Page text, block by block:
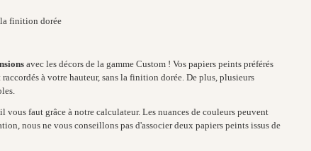
finition dorée
avec les décors de la gamme Custom ! Vos papiers peints préférés
à votre hauteur, sans la finition dorée. De plus, plusieurs
faut grâce à notre calculateur. Les nuances de couleurs peuvent
nous ne vous conseillons pas d'associer deux papiers peints issus de